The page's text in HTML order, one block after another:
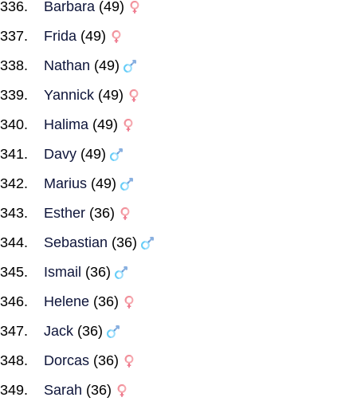
Barbara (49)
Frida (49)
Nathan (49)
Yannick (49)
Halima (49)
Davy (49)
Marius (49)
Esther (36)
Sebastian (36)
Ismail (36)
Helene (36)
Jack (36)
Dorcas (36)
Sarah (36)